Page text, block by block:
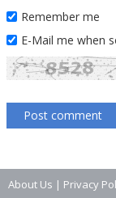
Remember me
E-Mail me when
About Us | Privacy